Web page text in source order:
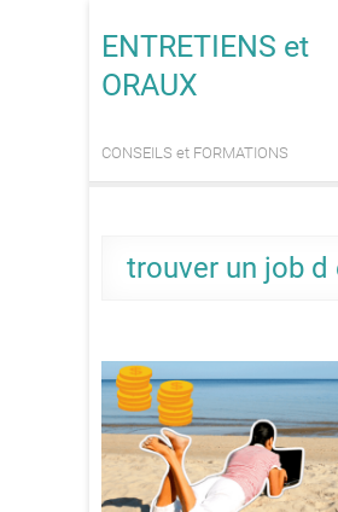
ENTRETIENS et
ORAUX
CONSEILS et FORMATIONS
trouver un job d